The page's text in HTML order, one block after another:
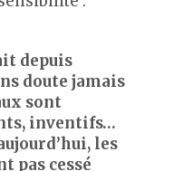
depuis
doute jamais
sont
inventifs…
les
pas cessé